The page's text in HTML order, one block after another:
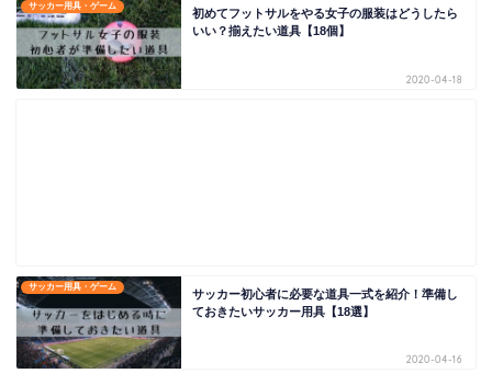
サッカー用具・ゲーム
初めてフットサルをやる女子の服装はどうしたら
いい？揃えたい道具【18個】
2020-04-18
サッカー用具・ゲーム
サッカー初心者に必要な道具一式を紹介！準備し
ておきたいサッカー用具【18選】
2020-04-16